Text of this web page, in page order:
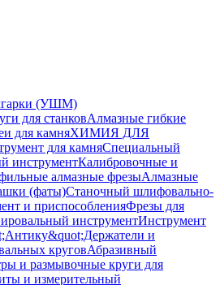
(УШМ)
для станковАлмазные гибкие
для камняХИМИЯ ДЛЯ
для камняСпециальный
инструментКалибровочные и
алмазные фрезыАлмазные
(фаты)Станочный шлифовально-
и приспособленияФрезы для
инструментИнструмент
Держатели и
круговАбразивный
и размывочные круги для
и измерительный